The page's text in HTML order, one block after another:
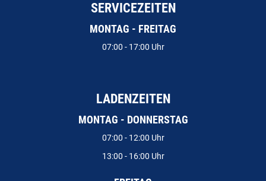
SERVICEZEITEN
MONTAG - FREITAG
07:00 - 17:00 Uhr
LADENZEITEN
MONTAG - DONNERSTAG
07:00 - 12:00 Uhr
13:00 - 16:00 Uhr